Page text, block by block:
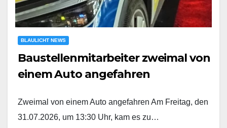
BLAULICHT NEWS
Baustellenmitarbeiter zweimal von
einem Auto angefahren
Zweimal von einem Auto angefahren Am Freitag, den
31.07.2026, um 13:30 Uhr, kam es zu…